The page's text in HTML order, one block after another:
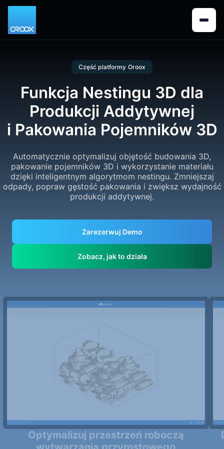
Część platformy Oroox
Funkcja Nestingu 3D dla
Produkcji Addytywnej
i Pakowania Pojemników 3D
Automatycznie optymalizuj objętość budowania 3D,
pakowanie pojemników 3D i wykorzystanie materiału
dzięki inteligentnym algorytmom nestingu. Zmniejszaj
odpady, popraw gęstość pakowania i zwiększ wydajność
produkcji addytywnej.
Zarezerwuj Demo
Zobacz, jak to działa
Optymalizuj przestrzeń roboczą